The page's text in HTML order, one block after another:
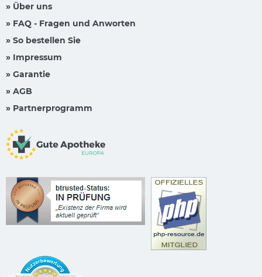
» Über uns
» FAQ - Fragen und Anworten
» So bestellen Sie
» Impressum
» Garantie
» AGB
» Partnerprogramm